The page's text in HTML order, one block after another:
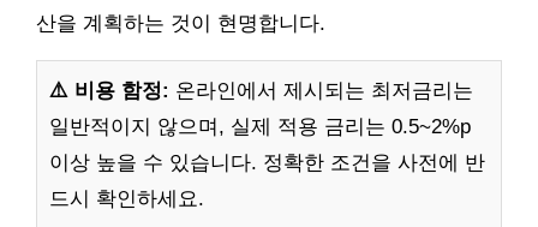
산을 계획하는 것이 현명합니다.
⚠️ 비용 함정: 온라인에서 제시되는 최저금리는
일반적이지 않으며, 실제 적용 금리는 0.5~2%p
이상 높을 수 있습니다. 정확한 조건을 사전에 반
드시 확인하세요.